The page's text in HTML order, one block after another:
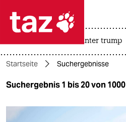
 taz zahl ich
taz zahl ich
themen
politik
usa unter trump
Startseite Suchergebnisse
Suchergebnis 1 bis 20 von 1000